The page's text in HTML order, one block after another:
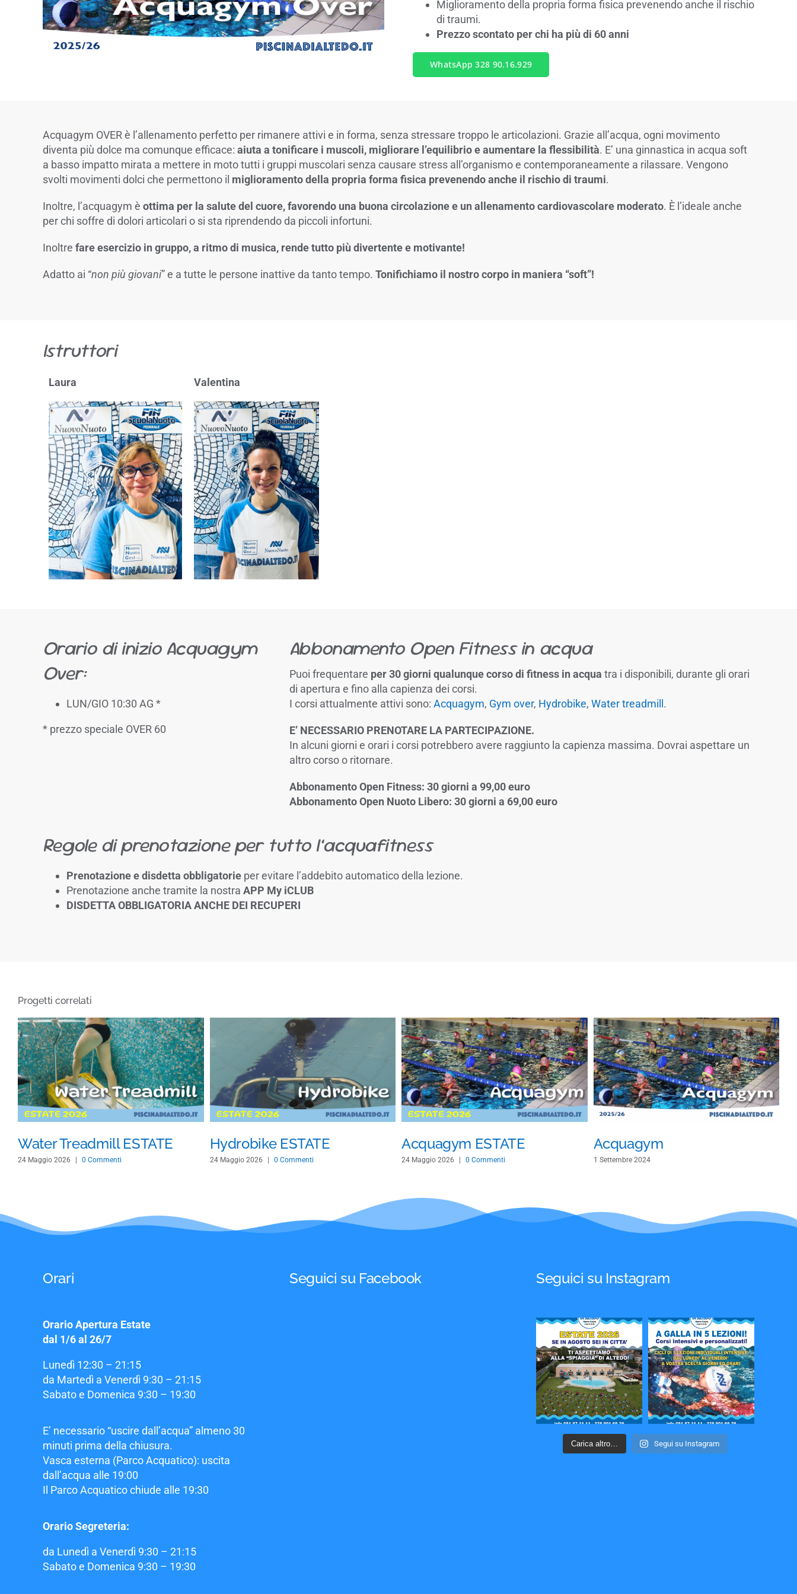
Miglioramento della propria forma fisica prevenendo anche il rischio
di traumi.
Prezzo scontato per chi ha più di 60 anni
WhatsApp 328 90.16.929
Acquagym OVER è l’allenamento perfetto per rimanere attivi e in forma, senza stressare troppo le articolazioni. Grazie all’acqua, ogni movimento
diventa più dolce ma comunque efficace: aiuta a tonificare i muscoli, migliorare l’equilibrio e aumentare la flessibilità. E’ una ginnastica in acqua soft
a basso impatto mirata a mettere in moto tutti i gruppi muscolari senza causare stress all’organismo e contemporaneamente a rilassare. Vengono
svolti movimenti dolci che permettono il miglioramento della propria forma fisica prevenendo anche il rischio di traumi.
Inoltre, l’acquagym è ottima per la salute del cuore, favorendo una buona circolazione e un allenamento cardiovascolare moderato. È l’ideale anche
per chi soffre di dolori articolari o si sta riprendendo da piccoli infortuni.
Inoltre fare esercizio in gruppo, a ritmo di musica, rende tutto più divertente e motivante!
Adatto ai “non più giovani” e a tutte le persone inattive da tanto tempo. Tonifichiamo il nostro corpo in maniera “soft”!
Istruttori
Laura Valentina
Orario di inizio Acquagym
Over:
LUN/GIO 10:30 AG *
* prezzo speciale OVER 60
Abbonamento Open Fitness in acqua
Puoi frequentare per 30 giorni qualunque corso di fitness in acqua tra i disponibili, durante gli orari
di apertura e fino alla capienza dei corsi.
I corsi attualmente attivi sono: Acquagym, Gym over, Hydrobike, Water treadmill .
E’ NECESSARIO PRENOTARE LA PARTECIPAZIONE.
In alcuni giorni e orari i corsi potrebbero avere raggiunto la capienza massima. Dovrai aspettare un
altro corso o ritornare.
Abbonamento Open Fitness: 30 giorni a 99,00 euro
Abbonamento Open Nuoto Libero: 30 giorni a 69,00 euro
Regole di prenotazione per tutto l’acquafitness
Prenotazione e disdetta obbligatorieper evitare l’addebito automatico della lezione.
Prenotazione anche tramite la nostra APP My iCLUB
DISDETTA OBBLIGATORIA ANCHE DEI RECUPERI
Progetti correlati
Water Treadmill ESTATE
24 Maggio 2026 0 Commenti
Hydrobike ESTATE
24 Maggio 2026 0 Commenti
Acquagym ESTATE
24 Maggio 2026 0 Commenti
Acquagym
1 Settembre 2024
Orari
Orario Apertura Estate
dal 1/6 al 26/7
Lunedì 12:30 – 21:15
da Martedì a Venerdì 9:30 – 21:15
Sabato e Domenica 9:30 – 19:30
E’ necessario “uscire dall’acqua” almeno 30
minuti prima della chiusura.
Vasca esterna (Parco Acquatico): uscita
dall’acqua alle 19:00
Il Parco Acquatico chiude alle 19:30
Orario Segreteria:
da Lunedì a Venerdì 9:30 – 21:15
Sabato e Domenica 9:30 – 19:30
Seguici su Facebook Seguici su Instagram
Carica altro… Segui su Instagram